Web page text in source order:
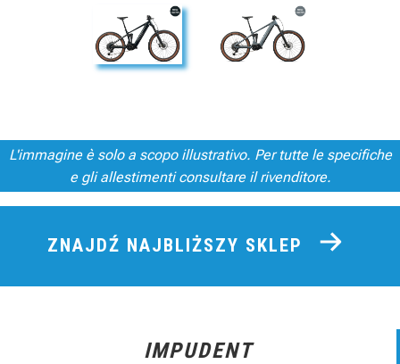
L'immagine è solo a scopo illustrativo. Per tutte le specifiche
e gli allestimenti consultare il rivenditore.
ZNAJDŹ NAJBLIŻSZY SKLEP
IMPUDENT